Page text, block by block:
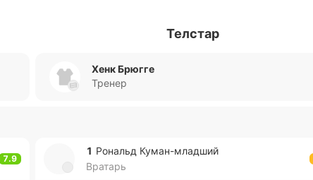
Телстар
Хенк Брюгге
Тренер
7.9
1 Ро­нальд Ку­ма­н-мла­дший
Вратарь